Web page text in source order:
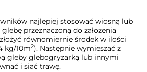
najlepiej stosować wiosną lub
przeznaczoną do założenia
równomiernie środek w ilości
kg/10m2). Następnie wymieszać z
gleby glebogryzarką lub innymi
i siać trawę.